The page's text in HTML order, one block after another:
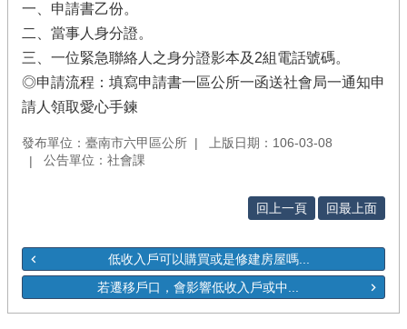
一、申請書乙份。
二、當事人身分證。
三、一位緊急聯絡人之身分證影本及2組電話號碼。
◎申請流程：填寫申請書一區公所一函送社會局一通知申
請人領取愛心手鍊
發布單位：臺南市六甲區公所
上版日期：106-03-08
公告單位：社會課
回上一頁 回最上面
低收入戶可以購買或是修建房屋嗎...
若遷移戶口，會影響低收入戶或中...